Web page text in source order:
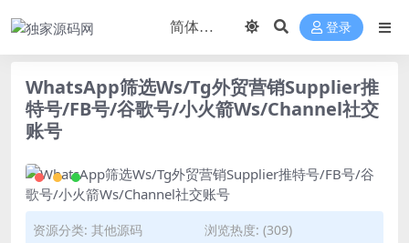
登录
WhatsApp筛选Ws/Tg外贸营销Supplier推
特号/FB号/谷歌号/小火箭Ws/Channel社交
账号
资源分类: 其他源码
浏览热度: (309)